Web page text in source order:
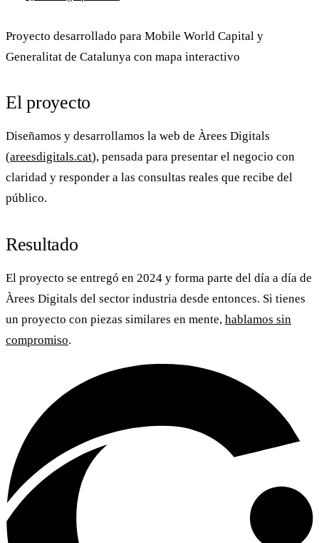
Proyecto desarrollado para Mobile World Capital y
Generalitat de Catalunya con mapa interactivo
El proyecto
Diseñamos y desarrollamos la web de Àrees Digitals
(areesdigitals.cat), pensada para presentar el negocio con
claridad y responder a las consultas reales que recibe del
público.
Resultado
El proyecto se entregó en 2024 y forma parte del día a día de
Àrees Digitals del sector industria desde entonces. Si tienes
un proyecto con piezas similares en mente, hablamos sin
compromiso.